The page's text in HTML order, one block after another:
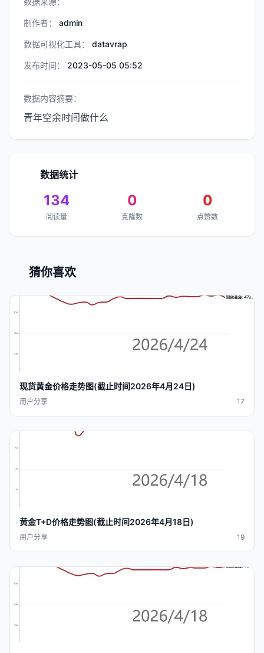
制作者： admin
数据可视化工具： datavrap
发布时间： 2023-05-05 05:52
数据内容摘要：
青年空余时间做什么
数据统计
134
阅读量
0
克隆数
0
点赞数
猜你喜欢
现货黄金价格走势图(截止时间2026年4月24日)
用户分享 17
黄金T+D价格走势图(截止时间2026年4月18日)
用户分享 19